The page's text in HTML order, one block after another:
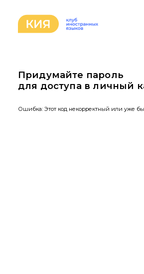
Придумайте пароль
для доступа в личный
Ошибка: Этот код некорректный или уже